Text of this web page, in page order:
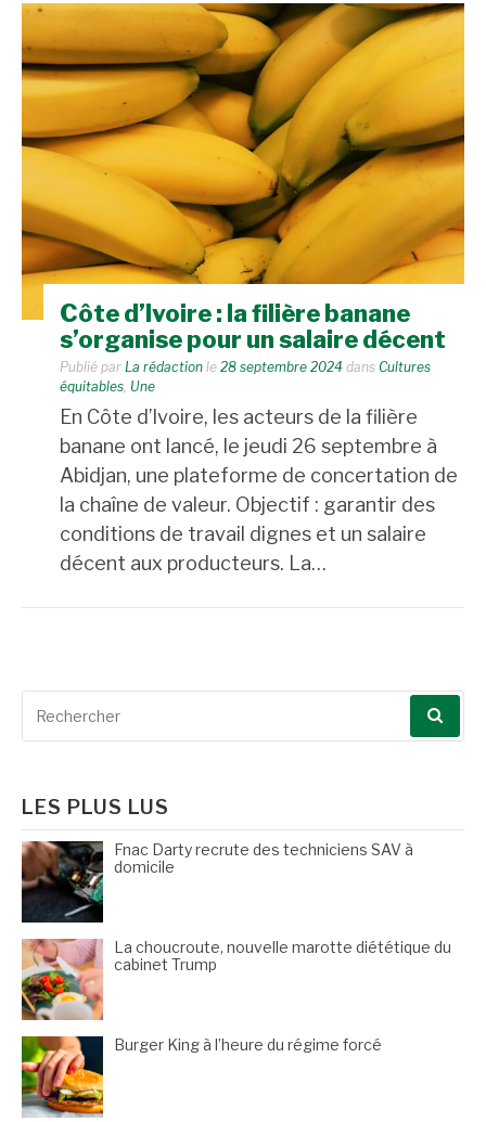
Côte d’Ivoire : la filière banane
s’organise pour un salaire décent
Publié par La rédaction le 28 septembre 2024 dans Cultures
équitables Une
En Côte d’Ivoire, les acteurs de la filière
banane ont lancé, le jeudi 26 septembre à
Abidjan, une plateforme de concertation de
la chaîne de valeur. Objectif : garantir des
conditions de travail dignes et un salaire
décent aux producteurs. La…
LES PLUS LUS
Fnac Darty recrute des techniciens SAV à
domicile
La choucroute, nouvelle marotte diététique du
cabinet Trump
Burger King à l’heure du régime forcé